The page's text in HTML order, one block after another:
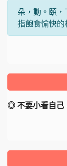
朵，動。頤，
指飽食愉快的
◎ 不要小看自己